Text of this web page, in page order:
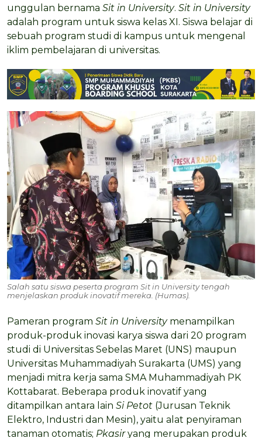
unggulan bernama Sit in University. Sit in University
adalah program untuk siswa kelas XI. Siswa belajar di
sebuah program studi di kampus untuk mengenal
iklim pembelajaran di universitas.
Salah satu siswa peserta program Sit in University tengah
menjelaskan produk inovatif mereka. (Humas).
Pameran program Sit in University menampilkan
produk-produk inovasi karya siswa dari 20 program
studi di Universitas Sebelas Maret (UNS) maupun
Universitas Muhammadiyah Surakarta (UMS) yang
menjadi mitra kerja sama SMA Muhammadiyah PK
Kottabarat. Beberapa produk inovatif yang
ditampilkan antara lain Si Petot (Jurusan Teknik
Elektro, Industri dan Mesin), yaitu alat penyiraman
tanaman otomatis; Pkasiryang merupakan produk